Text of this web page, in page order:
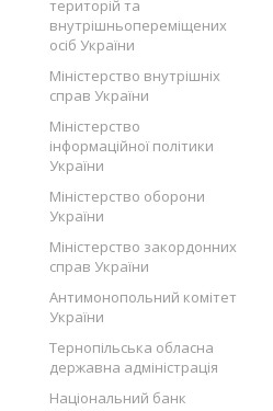
територій та
внутрішньопереміщених
осіб України
Міністерство внутрішніх
справ України
Міністерство
інформаційної політики
України
Міністерство оборони
України
Міністерство закордонних
справ України
Антимонопольний комітет
України
Тернопільська обласна
державна адміністрація
Національний банк